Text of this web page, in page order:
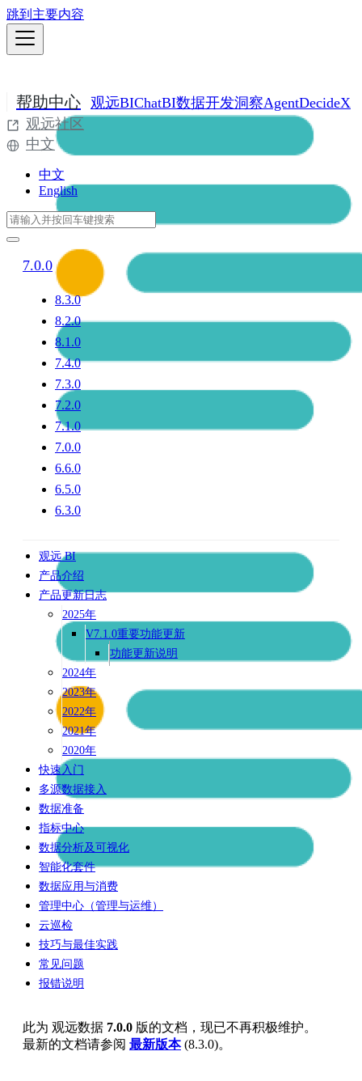
跳到主要内容
帮助中心 观远BIChatBI数据开发洞察AgentDecideX
观远社区
中文
中文
English
7.0.0
8.3.0
8.2.0
8.1.0
7.4.0
7.3.0
7.2.0
7.1.0
7.0.0
6.6.0
6.5.0
6.3.0
观远 BI
产品介绍
产品更新日志
2025年
V7.1.0重要功能更新
功能更新说明
2024年
2023年
2022年
2021年
2020年
快速入门
多源数据接入
数据准备
指标中心
数据分析及可视化
智能化套件
数据应用与消费
管理中心（管理与运维）
云巡检
技巧与最佳实践
常见问题
报错说明
此为 观远数据 7.0.0 版的文档，现已不再积极维护。
最新的文档请参阅 最新版本(8.3.0)。